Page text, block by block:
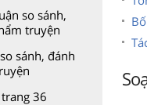
so sánh,
truyện
sánh, đánh
36